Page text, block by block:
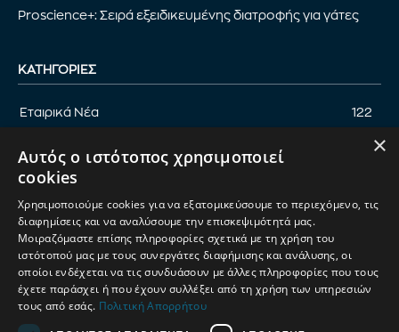
Proscience+: Σειρά εξειδικευμένης διατροφής για γάτες
ΚΑΤΗΓΟΡΊΕΣ
Εταιρικά Νέα 122
Αφιέρωμα
Νέα Προϊόντα
Παρουσίαση προϊόντων
Έρευνα 71
×
Αυτός ο ιστότοπος χρησιμοποιεί
cookies
Χρησιμοποιούμε cookies για να εξατομικεύσουμε το περιεχόμενο, τις
διαφημίσεις και να αναλύσουμε την επισκεψιμότητά μας.
Μοιραζόμαστε επίσης πληροφορίες σχετικά με τη χρήση του
ιστότοπού μας με τους συνεργάτες διαφήμισης και ανάλυσης, οι
οποίοι ενδέχεται να τις συνδυάσουν με άλλες πληροφορίες που τους
έχετε παράσχει ή που έχουν συλλέξει από τη χρήση των υπηρεσιών
τους από εσάς. Πολιτική Απορρήτου